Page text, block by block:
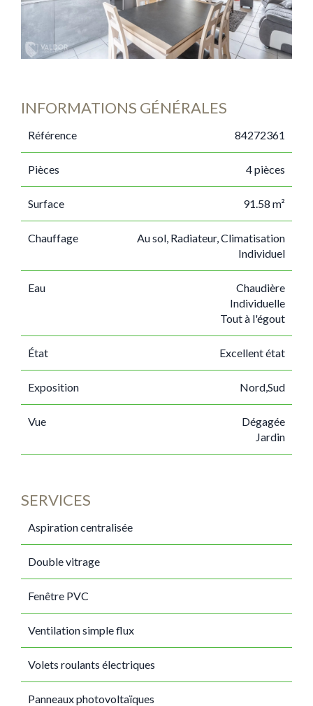
INFORMATIONS GÉNÉRALES
Référence 84272361
Pièces 4 pièces
Surface 91.58 m²
Chauffage
Au sol, Radiateur, Climatisation
Individuel
Eau
Chaudière
Individuelle
Tout à l'égout
État Excellent état
Exposition Nord,Sud
Vue
Dégagée
Jardin
SERVICES
Aspiration centralisée
Double vitrage
Fenêtre PVC
Ventilation simple flux
Volets roulants électriques
Panneaux photovoltaïques